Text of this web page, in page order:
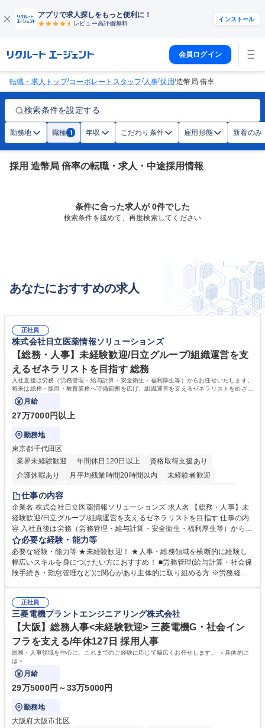
アプリで求人探しをもっと便利に！
レビュー高評価無料
インストール
会員ログイン
転職・求人トップ/コーポレートスタッフ/人事/採用/造幣局 倍率
検索条件を設定する
勤務地 職種 1 年収 こだわり条件 雇用形態 新着のみ
採用 造幣局 倍率の転職・求人・中途採用情報
条件に合った求人が 0件でした
検索条件を緩めて、再度検索してください
あなたにおすすめの求人
正社員
株式会社日立医薬情報ソリューションズ
【総務・人事】未経験歓迎/日立グループ/組織運営を支
えるゼネラリストを目指す 総務
入社直後は労務（労務管理・給与計算・安全衛生・福利厚生等）からお任せいたします。
将来は総務・採用・教育業務へ守備範囲を広げ、組織運営を支えるゼネラリストをめざせ
ます。
月給
27万7000円以上
勤務地
東京都千代田区
業界未経験歓迎
年間休日120日以上
資格取得支援あり
介護休暇あり
月平均残業時間20時間以内
未経験者歓迎
住宅手当あり
育休あり
完全週休2日制 交通費支給 土日祝休み 寮・社宅あり
仕事の内容
企業名 株式会社日立医薬情報ソリューションズ 求人名 【総務・人事】未
経験歓迎/日立グループ/組織運営を支えるゼネラリストを目指す 仕事の内
容 入社直後は労務（労務管理・給与計算・安全衛生・福利厚生等）からお
任せいたします。将来は総務・採用・教育業務へ守備範囲を広げ、組織運
営を支えるゼネラリストをめざせます。 ・初期業務：労働時間管理、給与
計算、社会保険対応、福利厚生管理、安全衛生、健康経営推進等をお任せ
します。ご経験に応じて、休職者管理など、幅広く経験を積んでいただき
幅広く経験を積みたい意欲がある方に最適な環境です。 募集職種 【総
務・人事】未経験歓迎/日立グループ/組織運営を支えるゼネラリストを目
指す
必要な経験・能力等
必要な経験・能力等 ★未経験歓迎！ ★人事・総務領域を横断的に経験し
幅広いスキルを身につけたい方におすすめ！ ■労務管理(給与計算・社会保
険手続き・勤怠管理など)に関心があり主体的に取り組める方 ※労務経験
のご経験 ■労務管理（給与計算・社会保険手続き・勤怠管理など）の経験
■衛生管理者の資格をお持ちの方 学歴・資格 学歴：大学院 大学 高専 短大
専修学校 高校 語学力： 資格：
正社員
三菱電機プラントエンジニアリング株式会社
【大阪】総務人事<未経験歓迎> 三菱電機G・社会イン
フラを支える/年休127日 採用人事
総務・人事領域を中心に、これまでのご経験に応じて幅広くお任せします。 ＜具体的に
は＞
月給
29万5000円～33万5000円
勤務地
大阪府大阪市北区